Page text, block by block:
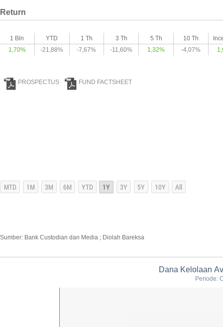
Return
1 Bln YTD 1 Th 3 Th 5 Th 10 Th
1,70%
-21,88% -7,67% -11,60% 1,32% -4,07%
PROSPECTUS FUND FACTSHEET
Sumber: Bank Custodian dan Media ; Diolah Bareksa
Dana Kelolaan
Periode: